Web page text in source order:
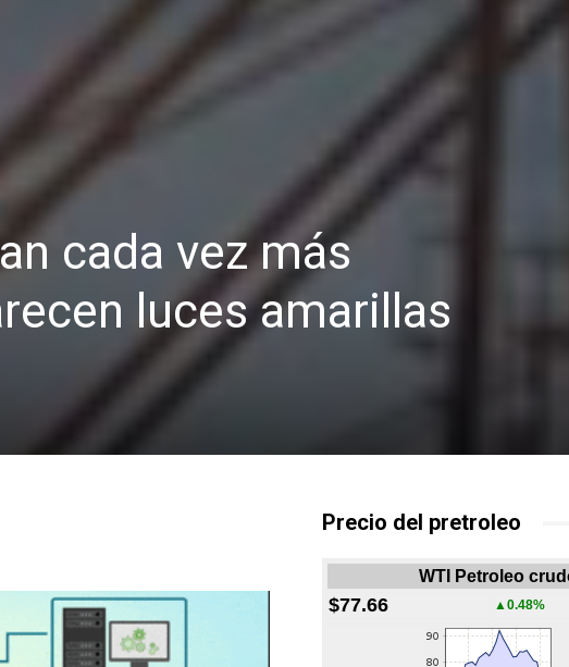
cada vez más
luces amarillas
Precio del pretroleo
WTI Petroleo
$77.66 ▲0.48%